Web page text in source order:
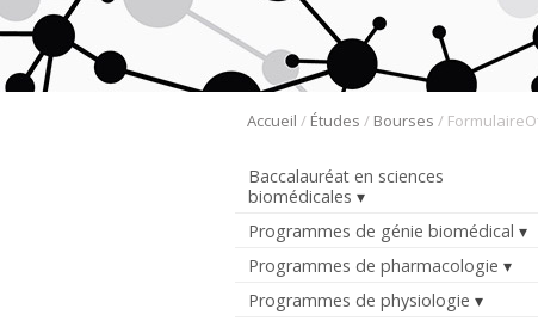
Accueil / Études / Bourses /
Baccalauréat en sciences
biomédicales
Programmes de génie biomédical
Programmes de pharmacologie
Programmes de physiologie